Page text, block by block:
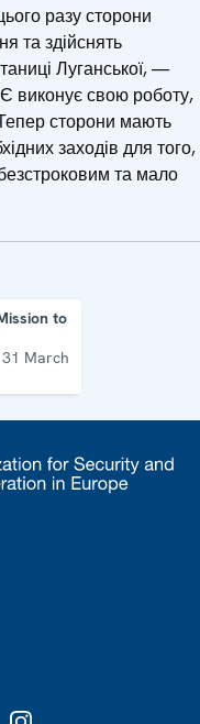
разу сторони
та здійснять
Луганської, —
виконує свою роботу,
сторони мають
заходів для того,
та мало
to
March